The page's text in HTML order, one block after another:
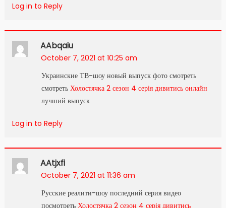
Log in to Reply
AAbqaiu
October 7, 2021 at 10:25 am
Украинские ТВ-шоу новый выпуск фото смотреть
смотреть Холостячка 2 сезон 4 серія дивитись онлайн
лучший выпуск
Log in to Reply
AAtjxfi
October 7, 2021 at 11:36 am
Русские реалити-шоу последний серия видео
посмотреть Холостячка 2 сезон 4 серія дивитись